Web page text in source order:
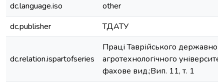
dc.language.iso
other
dc.publisher
ТДАТУ
dc.relation.ispartofseries
Праці Таврійського
агротехнологічного
фахове вид.;Вип. 11, т. 1